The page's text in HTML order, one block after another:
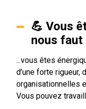
💪 Vous
nous faut
...vous êtes
d’une forte rigueur,
organisationnelles
Vous pouvez